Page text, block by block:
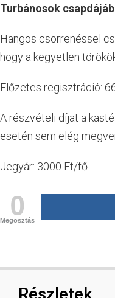
Turbánosok
Hangos csörrenéssel
hogy a kegyetlen
Előzetes regisztráció:
A részvételi díjat a
esetén sem elég
Jegyár: 3000 Ft/fő
0
Megosztás